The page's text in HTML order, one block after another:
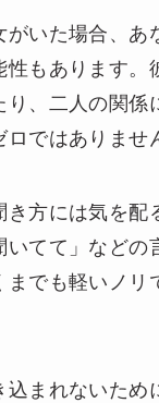
がいた場合、あ
性もあります。
り、二人の関係
ではありませ
き方には気を配
いてて」などの
までも軽いノリ
込まれないため